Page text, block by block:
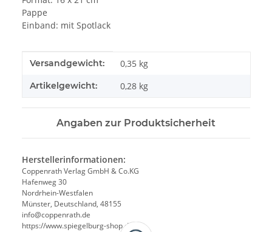
Pappe
Einband: mit Spotlack
Produkteigenschaft
Wert
Versandgewicht: 0,35 kg
Artikelgewicht: 0,28 kg
Angaben zur Produktsicherheit
Herstellerinformationen:
Coppenrath Verlag GmbH & Co.KG
Hafenweg 30
Nordrhein-Westfalen
Münster, Deutschland, 48155
info@coppenrath.de
https://www.spiegelburg-shop.de/